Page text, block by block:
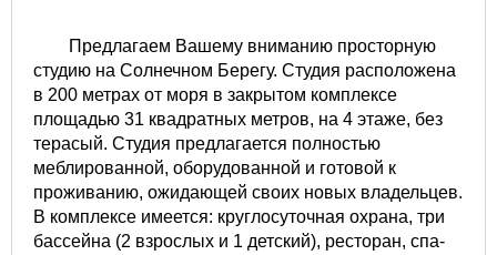
Предлагаем Вашему вниманию просторную
студию на Солнечном Берегу. Студия расположена
в 200 метрах от моря в закрытом комплексе
площадью 31 квадратных метров, на 4 этаже, без
терасый. Студия предлагается полностью
меблированной, оборудованной и готовой к
проживанию, ожидающей своих новых владельцев.
В комплексе имеется: круглосуточная охрана, три
бассейна (2 взрослых и 1 детский), ресторан, спа-